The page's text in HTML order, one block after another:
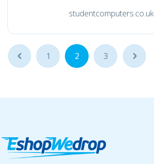
studentcomputers.co.uk
... 1 2 3 ...